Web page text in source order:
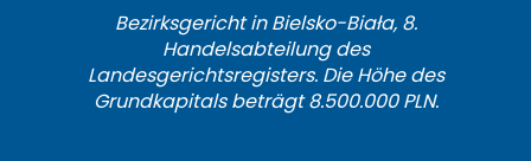
Bezirksgericht in Bielsko-Biała, 8.
Handelsabteilung des
Landesgerichtsregisters. Die Höhe des
Grundkapitals beträgt 8.500.000 PLN.